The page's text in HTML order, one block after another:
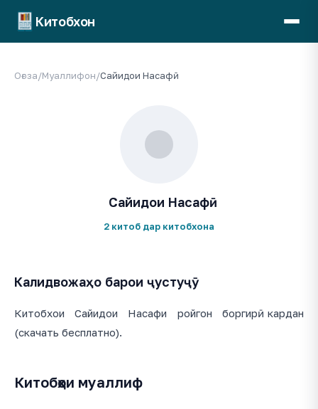
Китобхон
Оғоза/Муаллифон/Сайидои Насафӣ
Сайидои Насафӣ
2 китоб дар китобхона
Калидвожаҳо барои ҷустуҷӯ
Китобхои Сайидои Насафи ройгон боргирӣ кардан
(скачать бесплатно).
Китобҳои муаллиф